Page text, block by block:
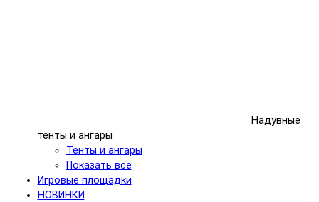
Надувные
тенты и ангары
Тенты и ангары
Показать все
Игровые площадки
НОВИНКИ